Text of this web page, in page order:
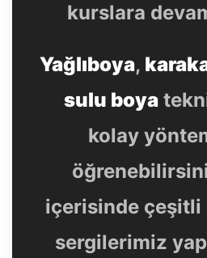
kurslara
Yağlıboya,
sulu boya
kolay
içerisinde çeşitli
sergilerimiz